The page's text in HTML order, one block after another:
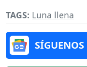
TAGS: Luna llena